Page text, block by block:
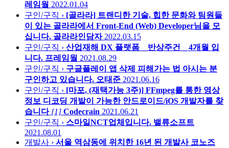
레임웤 2022.01.04
구인/구직 › [골라라] 트랜디한 기술, 힙한 문화와 팀원들
이 있는 골라라에서 Front-End (Web) Developer님을 모
십니다. 골라라인담자 2022.03.15
구인/구직 › 산업재해 DX 플랫폼 _ 반상주건 _ 4개월 입
니다. 프레임웤 2021.08.29
구인/구직 › 구글플레이 앱 삭제 피해가는 법 아시는 분
구인하고 있습니다. 오태준 2021.06.16
구인/구직 › [마포, (재택가능 3주)] FFmpeg를 통한 영상
정보 디코딩 개발이 가능한 안드로이드/iOS 개발자를 찾
습니다 [1] Codecrain 2021.06.21
구인/구직 › 스마일NCT업체입니다. 밸류소프트
2021.08.01
개발사 › 서울 역삼동에 위치한 16년 된 개발사 코노즈